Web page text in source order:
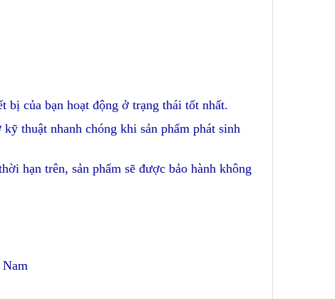
bị của bạn hoạt động ở trạng thái tốt nhất.
thuật nhanh chóng khi sản phẩm phát sinh
hạn trên, sản phẩm sẽ được bảo hành không